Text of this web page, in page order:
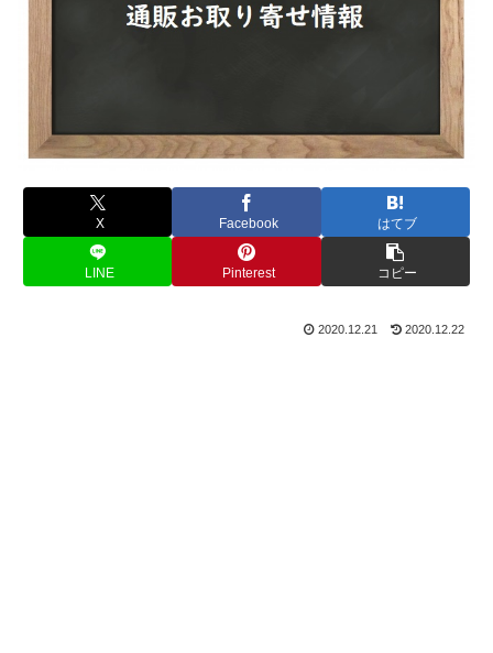
X Facebook はてブ
LINE Pinterest コピー
2020.12.21 2020.12.22